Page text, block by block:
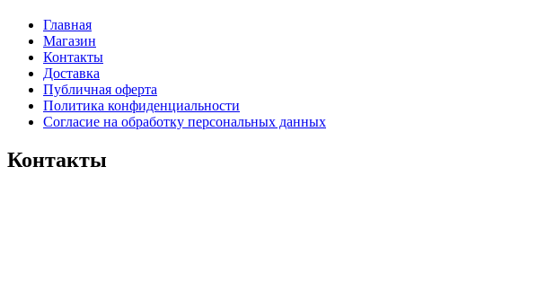
Главная
Магазин
Контакты
Доставка
Публичная оферта
Политика конфиденциальности
Согласие на обработку персональных данных
Контакты